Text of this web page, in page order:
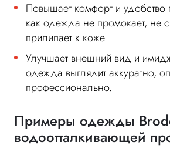
Повышает комфорт и удобство
как одежда не промокает, не
прилипает к коже.
Улучшает внешний вид и
одежда выглядит аккуратно,
профессионально.
Примеры одежды
водоотталкивающей